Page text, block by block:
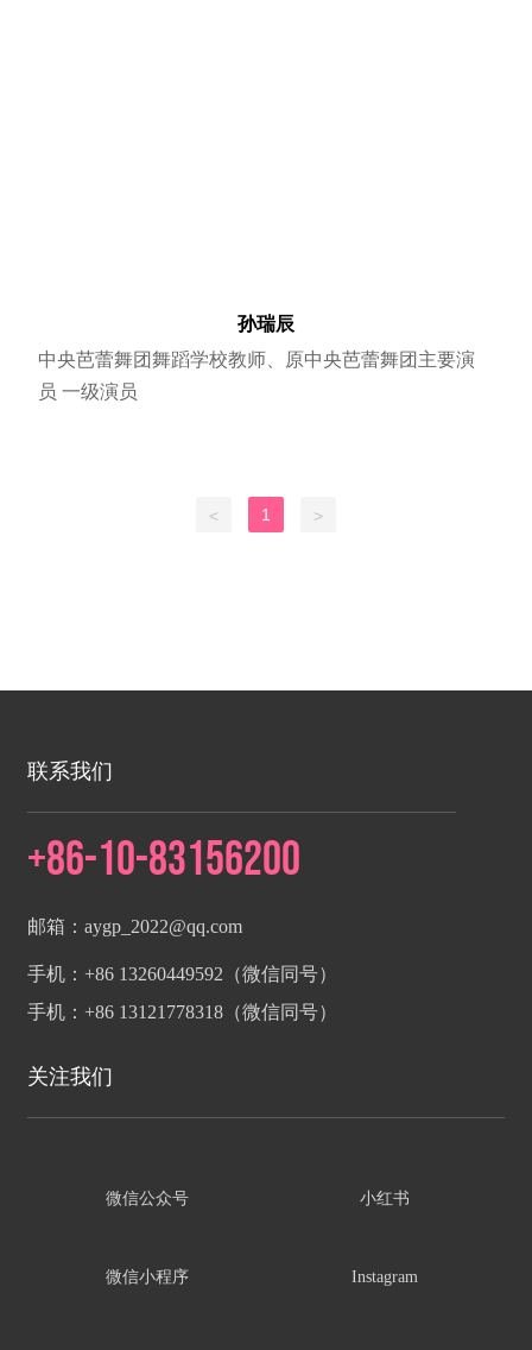
孙瑞辰
中央芭蕾舞团舞蹈学校教师、原中央芭蕾舞团主要演
员 一级演员
< 1 >
联系我们
+86-10-83156200
邮箱：aygp_2022@qq.com
手机：+86 13260449592 （微信同号）
手机：+86 13121778318 （微信同号）
关注我们
微信公众号 小红书
微信小程序 Instagram